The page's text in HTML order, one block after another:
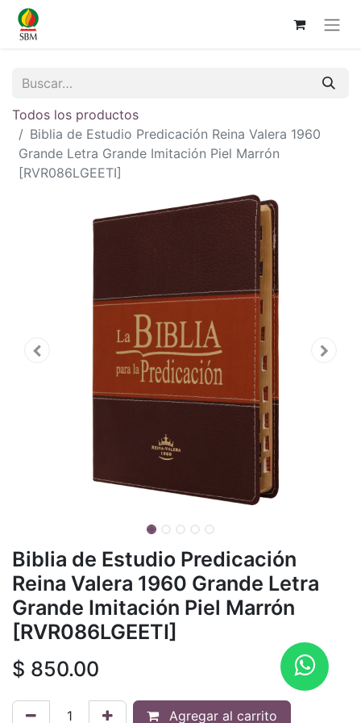
Todos los productos
Biblia de Estudio Predicación Reina Valera 1960
Grande Letra Grande Imitación Piel Marrón
[RVR086LGEETI]
Biblia de Estudio Predicación
Reina Valera 1960 Grande Letra
Grande Imitación Piel Marrón
[RVR086LGEETI]
$ 850.00
Agregar al carrito